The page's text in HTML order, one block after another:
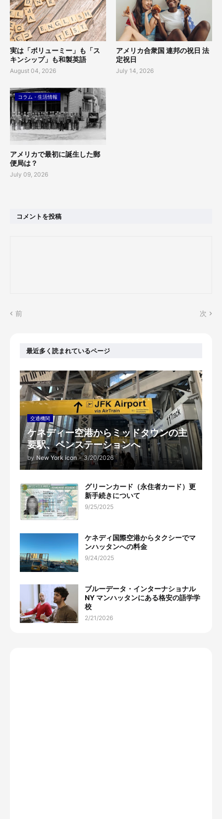
実は「ボリューミー」も「ス
キンシップ」も和製英語
August 04, 2026
アメリカ合衆国 連邦の祝日 法
定祝日
July 14, 2026
コラム・生活情報
アメリカで最初に誕生した郵
便局は？
July 09, 2026
コメントを投稿
前 次
最近多く読まれているページ
交通機関
ケネディー空港からミッドタウンの主
要駅、ペンステーションへ
by New York icon - 3/20/2026
グリーンカード（永住者カード）更
新手続きについて
9/25/2025
ケネディ国際空港からタクシーでマ
ンハッタンへの料金
9/24/2025
ブルーデータ・インターナショナル
NY マンハッタンにある格安の語学学
校
2/21/2026